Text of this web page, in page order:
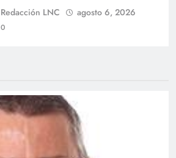
Redacción LNC agosto 6, 2026
0